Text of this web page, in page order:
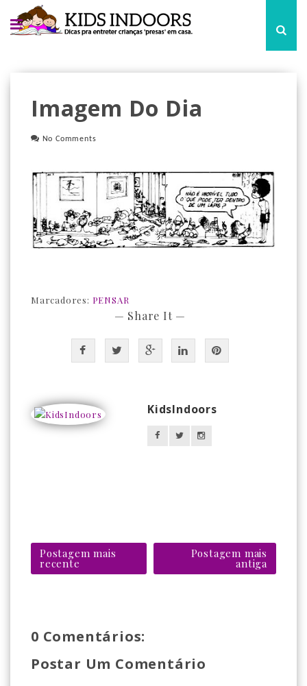
Imagem Do Dia
No Comments
Marcadores: PENSAR
— Share It —
KidsIndoors
Postagem mais
recente
Postagem mais
antiga
0 Comentários:
Postar Um Comentário